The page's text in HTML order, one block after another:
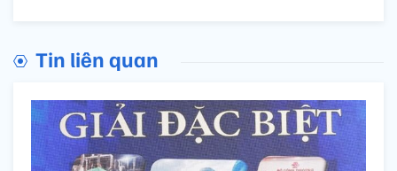
Tin liên quan